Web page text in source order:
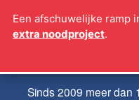
naar
Sinds 2009 meer dan
Een afschuwelijke ramp
extra noodproject.